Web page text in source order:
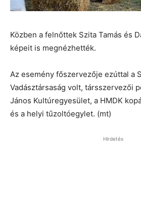
Közben a felnőttek Szita Tamás és
képeit is megnézhették.
Az esemény főszervezője ezúttal a
Vadásztársaság volt, társszervezői
János Kultúregyesület, a HMDK
és a helyi tűzoltóegylet. (mt)
Hirdetés